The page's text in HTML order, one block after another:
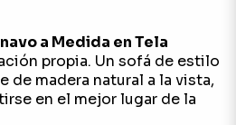
a Medida en Tela
propia. Un sofá de estilo
de madera natural a la vista,
en el mejor lugar de la